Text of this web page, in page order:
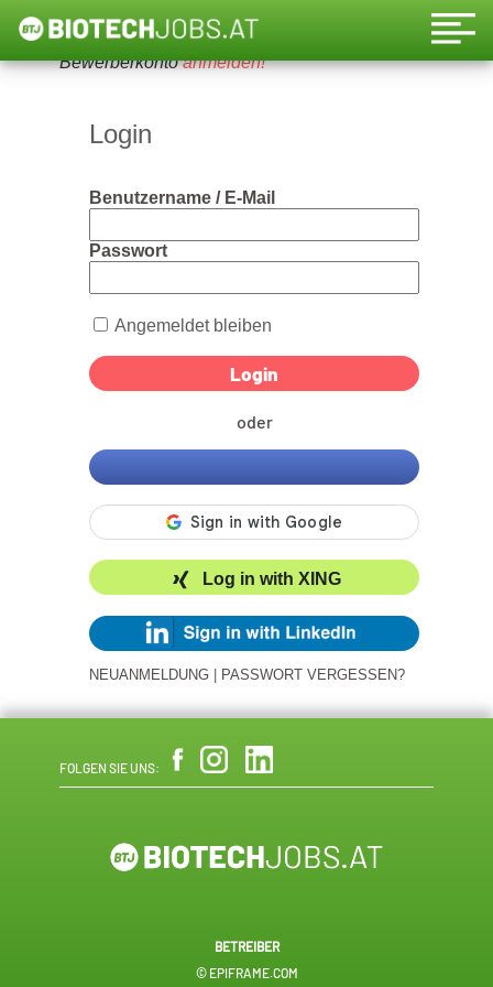
Um diese Funktion nutzen zu können, bitte ein
Bewerberkontoanmelden!
Login
Benutzername / E-Mail
Passwort
Angemeldet bleiben
oder
Log in with XING
NEUANMELDUNG PASSWORT VERGESSEN?
FOLGEN SIE UNS:
BETREIBER
© EPIFRAME.COM